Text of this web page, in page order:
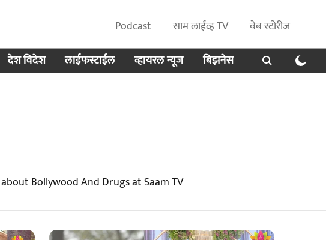
Podcast साम लाईव्ह TV
वेब स्टोरीज
देश विदेश लाईफस्टाईल व्हायरल न्यूज बिझनेस
Bollywood And Drugs at Saam TV